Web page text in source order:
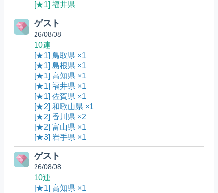
[★1] 福井県
ゲスト
26/08/08
10連
[★1] 鳥取県 ×1
[★1] 島根県 ×1
[★1] 高知県 ×1
[★1] 福井県 ×1
[★1] 佐賀県 ×1
[★2] 和歌山県 ×1
[★2] 香川県 ×2
[★2] 富山県 ×1
[★3] 岩手県 ×1
ゲスト
26/08/08
10連
[★1] 高知県 ×1